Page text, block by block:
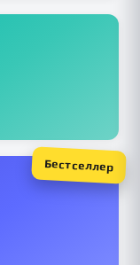
Бестселлер